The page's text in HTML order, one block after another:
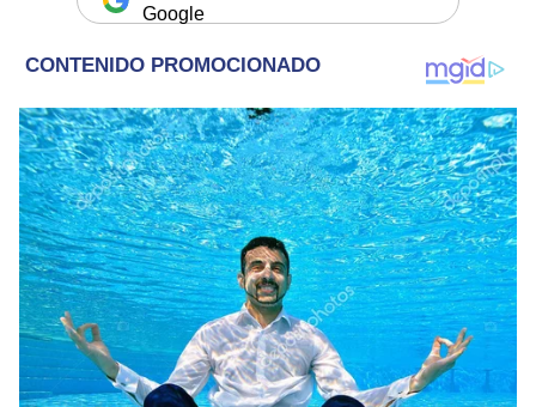
Google